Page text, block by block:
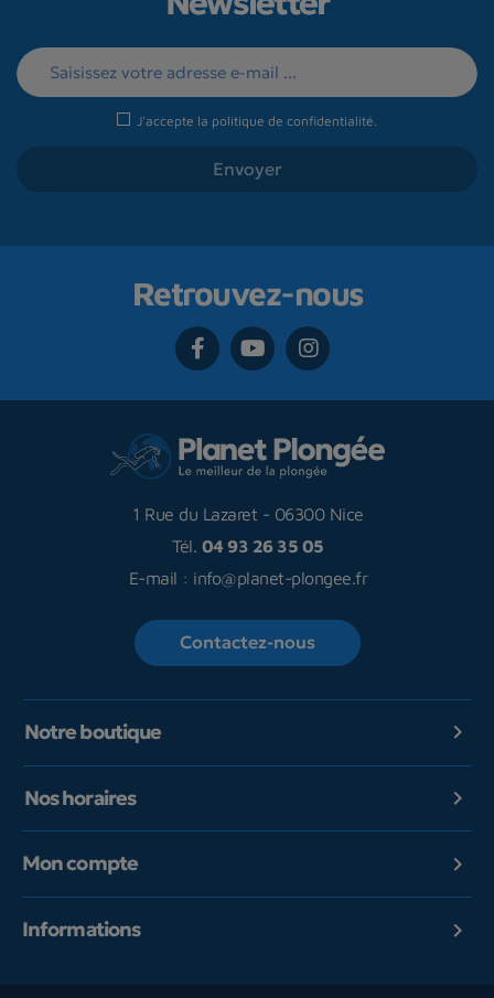
J'accepte la politique de confidentialité.
Retrouvez-nous
1 Rue du Lazaret - 06300 Nice
Tél. 04 93 26 35 05
E-mail : info@planet-plongee.fr
Contactez-nous
Notre boutique 
Nos horaires 
Mon compte 
Informations 